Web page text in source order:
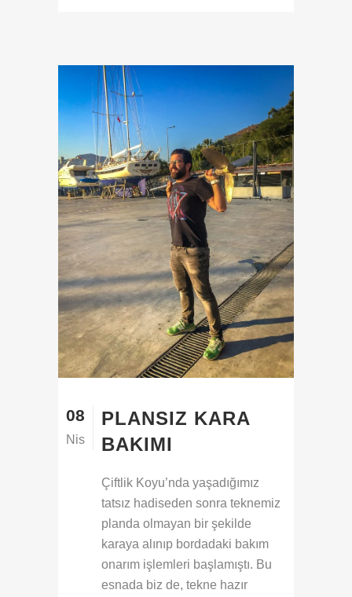
08
Nis
PLANSIZ KARA
BAKIMI
Çiftlik Koyu’nda yaşadığımız
tatsız hadiseden sonra teknemiz
planda olmayan bir şekilde
karaya alınıp bordadaki bakım
onarım işlemleri başlamıştı. Bu
esnada biz de, tekne hazır